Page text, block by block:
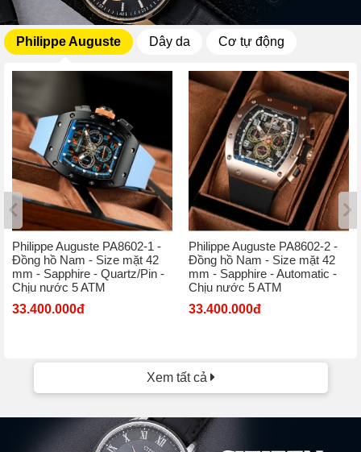
Philippe Auguste Dây da Cơ tự động
Philippe Auguste PA8602-1 -
Đồng hồ Nam - Size mặt 42
mm - Sapphire - Quartz/Pin -
Chịu nước 5 ATM
33.400.000đ
Philippe Auguste PA8602-2 -
Đồng hồ Nam - Size mặt 42
mm - Sapphire - Automatic -
Chịu nước 5 ATM
33.400.000đ
Xem tất cả